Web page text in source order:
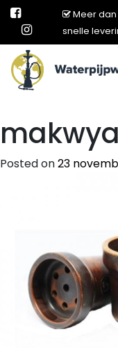
Meer dan
snelle
Main
Posted on23